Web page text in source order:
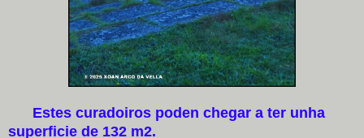
Estes curadoiros poden chegar a ter unha
superficie de 132 m2.